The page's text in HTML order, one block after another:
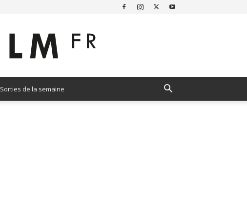
Sorties de la semaine